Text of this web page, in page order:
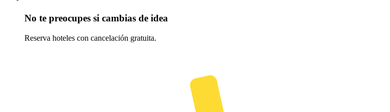
No te preocupes si cambias de idea
Reserva hoteles con cancelación gratuita.